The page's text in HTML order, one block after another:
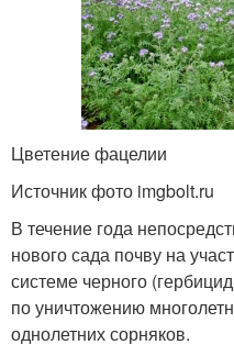
Цветение фацелии
Источник фото imgbolt.ru
В течение года
нового сада почву на
системе черного
по уничтожению
однолетних сорняков.